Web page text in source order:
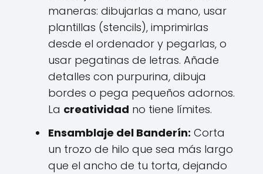
maneras: dibujarlas a mano, usar
plantillas (stencils), imprimirlas
desde el ordenador y pegarlas, o
usar pegatinas de letras. Añade
detalles con purpurina, dibuja
bordes o pega pequeños adornos.
La creatividad no tiene límites.
Ensamblaje del Banderín: Corta
un trozo de hilo que sea más largo
que el ancho de tu torta, dejando